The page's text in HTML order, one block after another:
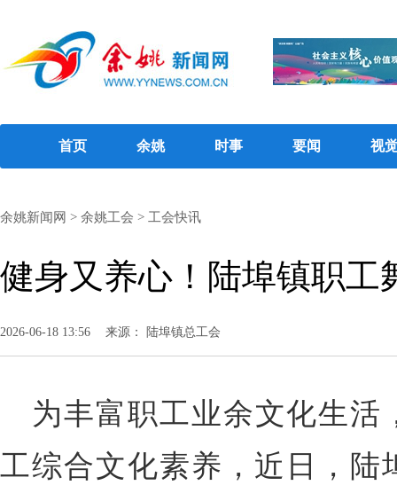
首页 余姚 时事 要闻 视
余姚新闻网 > 余姚工会 > 工会快讯
健身又养心！陆埠镇职工
2026-06-18 13:56 来源： 陆埠镇总工会
为丰富职工业余文化生活
工综合文化素养，近日，陆